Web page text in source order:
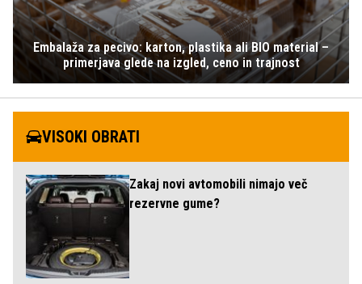
Embalaža za pecivo: karton, plastika ali BIO material –
primerjava glede na izgled, ceno in trajnost
VISOKI OBRATI
Zakaj novi avtomobili nimajo več
rezervne gume?